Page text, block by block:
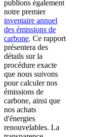
publions également
notre premier
inventaire annuel
des émissions de
carbone. Ce rapport
présentera des
détails sur la
procédure exacte
que nous suivons
pour calculer nos
émissions de
carbone, ainsi que
nos achats
d'énergies
renouvelables. La